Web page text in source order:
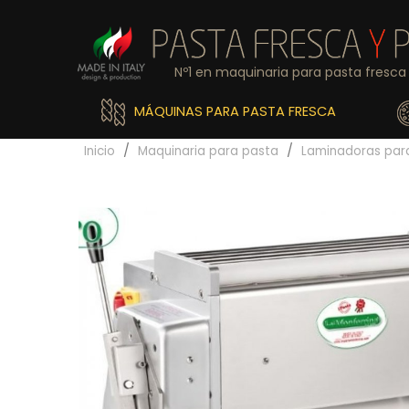
Nº1 en maquinaria para pasta
MÁQUINAS PARA PASTA FRESCA
Inicio Maquinaria para pasta Laminadoras